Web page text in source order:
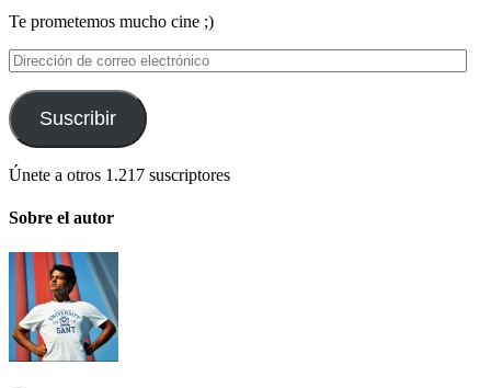
Te prometemos mucho cine ;)
Dirección
de
correo
electrónico
Suscribir
Únete a otros 1.217 suscriptores
Sobre el autor